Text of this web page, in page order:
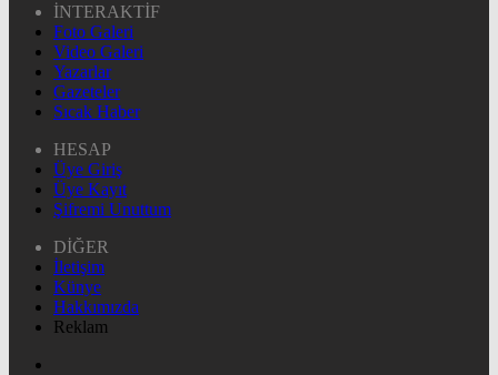
İNTERAKTİF
Foto Galeri
Video Galeri
Yazarlar
Gazeteler
Sıcak Haber
HESAP
Üye Giriş
Üye Kayıt
Şifremi Unuttum
DİĞER
İletişim
Künye
Hakkımızda
Reklam